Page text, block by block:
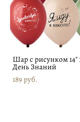
Шар с рисунком 14"
День Знаний
189 pуб.